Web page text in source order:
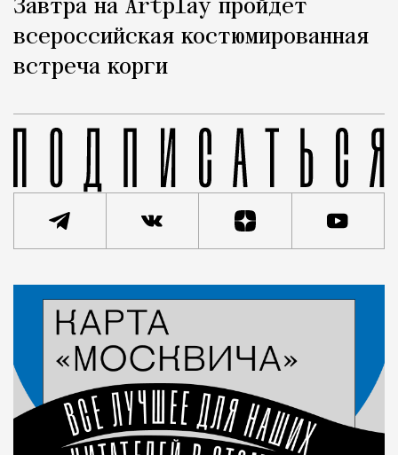
Завтра на Artplay пройдет
всероссийская костюмированная
встреча корги